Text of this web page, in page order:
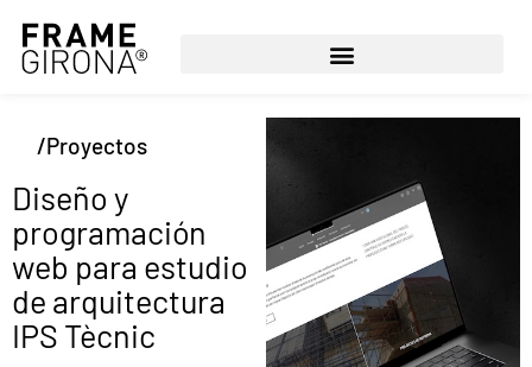
/Proyectos
Diseño y
programación
web para estudio
de arquitectura
IPS Tècnic